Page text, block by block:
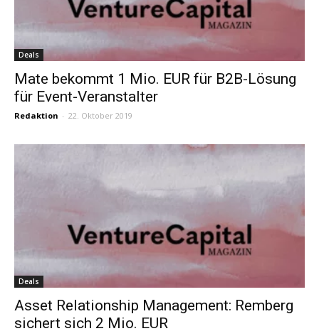
Deals
Mate bekommt 1 Mio. EUR für B2B-Lösung
für Event-Veranstalter
Redaktion - 22. Oktober 2019
Deals
Asset Relationship Management: Remberg
sichert sich 2 Mio. EUR